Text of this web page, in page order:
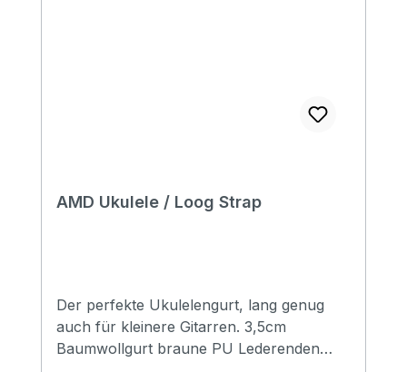
AMD Ukulele / Loog Strap
Der perfekte Ukulelengurt, lang genug
auch für kleinere Gitarren. 3,5cm
Baumwollgurt braune PU Lederenden